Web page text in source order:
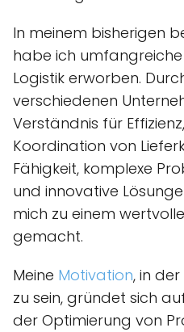
In meinem bisherigen
habe ich umfangreiche
Logistik erworben.
verschiedenen
Verständnis für
Koordination von
Fähigkeit, komplexe
und innovative
mich zu einem
gemacht.
Meine Motivation, in
zu sein, gründet sich
der Optimierung von